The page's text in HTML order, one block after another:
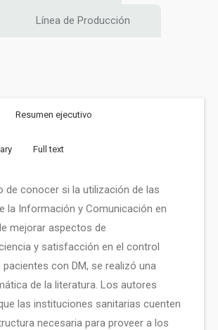
Línea de Producción
Resumen ejecutivo
Full text
de conocer si la utilización de las
la Información y Comunicación en
mejorar aspectos de
y satisfacción en el control
con DM, se realizó una
de la literatura. Los autores
las instituciones sanitarias cuenten
necesaria para proveer a los